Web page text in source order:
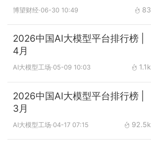
博望财经·06-30 10:49 83
2026中国AI大模型平台排行榜 |
4月
AI大模型工场·05-09 10:03 1.1k
2026中国AI大模型平台排行榜 |
3月
AI大模型工场·04-17 07:15 92.5k